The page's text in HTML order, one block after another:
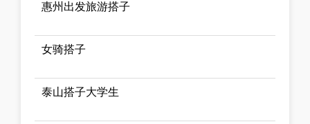
惠州出发旅游搭子
女骑搭子
泰山搭子大学生